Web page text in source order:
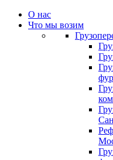
О нас
Что мы возим